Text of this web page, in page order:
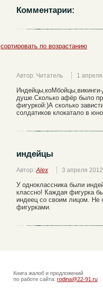
Комментарии:
сортировать по возрастанию
Автор: Читатель 1
душе.Сколько афёр было
фигуркой:)А сколько
солдатиков клокатало в
индейцы
Автор:Alex 3 апреля 2012
У одноклассника были
классно! Каждая фигурка
индеец со своим лицом. Не
фигурками.
Книга жалоб и предложений
по работе сайта: rodina@22-91.ru